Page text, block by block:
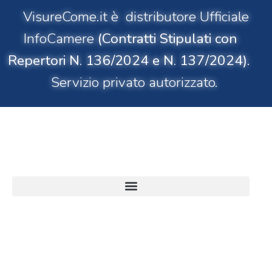
VisureCome.it è distributore Ufficiale
InfoCamere(Contratti Stipulati con
Repertori N. 136/2024 e N. 137/2024).
Servizio privato autorizzato.